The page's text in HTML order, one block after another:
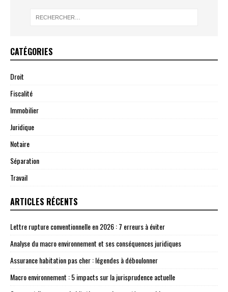
CATÉGORIES
Droit
Fiscalité
Immobilier
Juridique
Notaire
Séparation
Travail
ARTICLES RÉCENTS
Lettre rupture conventionnelle en 2026 : 7 erreurs à éviter
Analyse du macro environnement et ses conséquences juridiques
Assurance habitation pas cher : légendes à déboulonner
Macro environnement : 5 impacts sur la jurisprudence actuelle